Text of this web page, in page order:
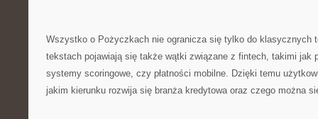
Wszystko o Pożyczkach nie ogranicza się tylko do klasycznych
tekstach pojawiają się także wątki związane z fintech, takimi jak
systemy scoringowe, czy płatności mobilne. Dzięki temu
jakim kierunku rozwija się branża kredytowa oraz czego można